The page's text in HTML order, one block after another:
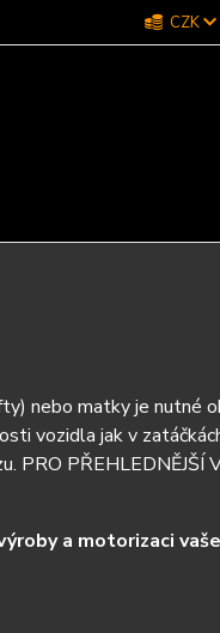
CZK
nebo matky je nutné
vozidla jak v
PRO PŘEHLEDNĚJŠÍ
a motorizaci